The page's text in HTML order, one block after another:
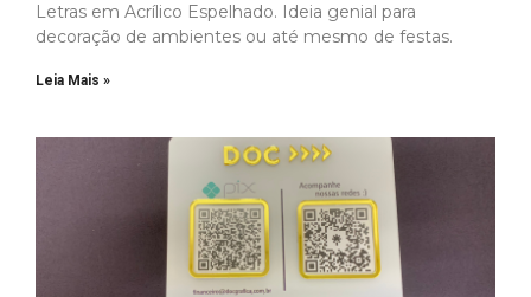
Letras em Acrílico Espelhado. Ideia genial para
decoração de ambientes ou até mesmo de festas.
Leia Mais »